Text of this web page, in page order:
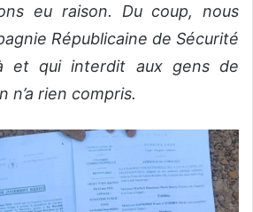
eu raison. Du coup, nous
Républicaine de Sécurité
et qui interdit aux gens de
n’a rien compris.